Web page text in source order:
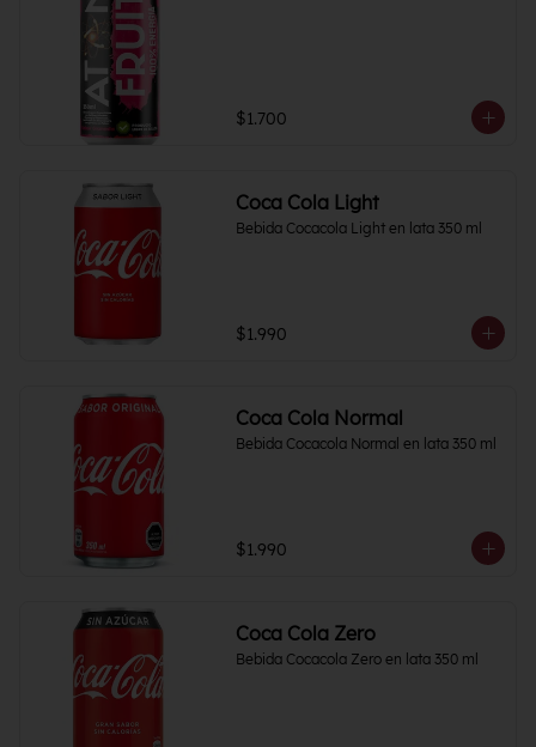
$1.700
Coca Cola Light
Bebida Cocacola Light en lata 350 ml
$1.990
Coca Cola Normal
Bebida Cocacola Normal en lata 350 ml
$1.990
Coca Cola Zero
Bebida Cocacola Zero en lata 350 ml